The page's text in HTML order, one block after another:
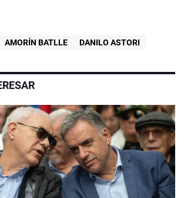
AMORÍN BATLLE DANILO ASTORI